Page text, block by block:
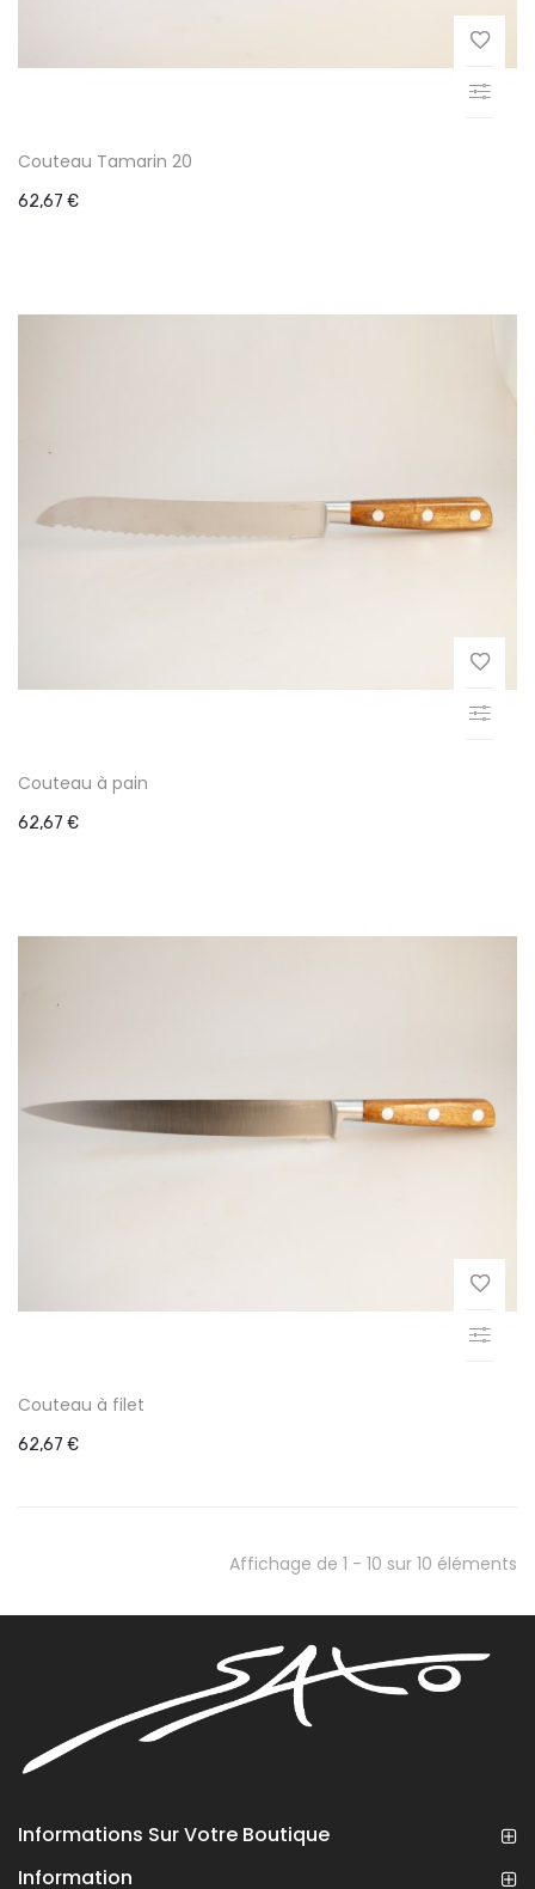
Couteau Tamarin 20
62,67 €
Couteau à pain
62,67 €
Couteau à filet
62,67 €
Affichage de 1 - 10 sur 10 éléments
Informations Sur Votre Boutique
Information